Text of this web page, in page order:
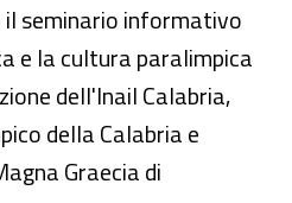
il seminario informativo
e la cultura paralimpica
dell'Inail Calabria,
della Calabria e
Graecia di